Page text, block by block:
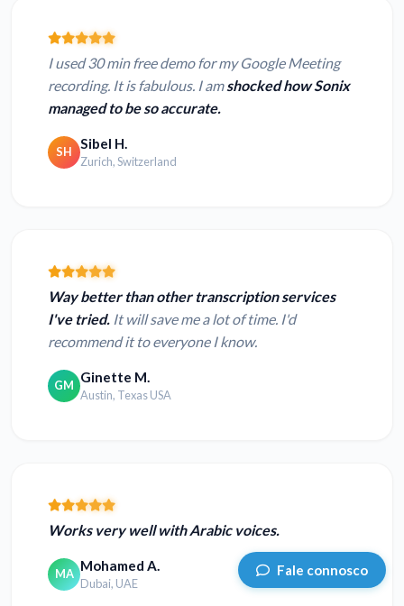
I used 30 min free demo for my Google Meeting
recording. It is fabulous. I amshocked how Sonix
managed to be so accurate.
SH Sibel H.
Zurich, Switzerland
Way better than other transcription services
I've tried. It will save me a lot of time. I'd
recommend it to everyone I know.
GM Ginette M.
Austin, Texas USA
Works very well with Arabic voices.
MA Mohamed A.
Dubai, UAE
Fale connosco